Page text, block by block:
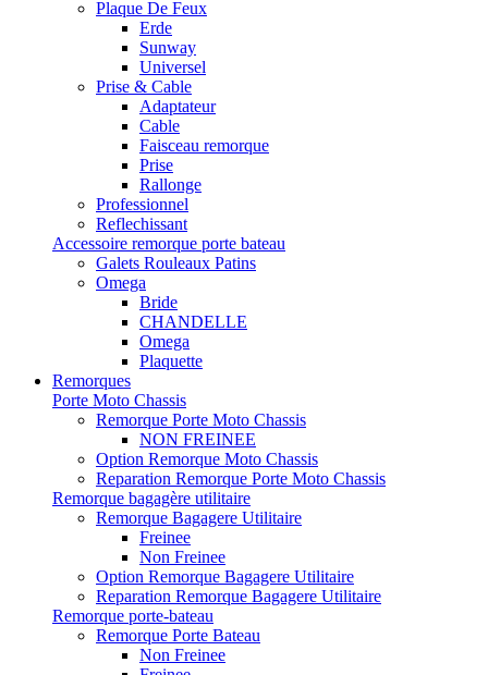
Plaque De Feux
Erde
Sunway
Universel
Prise & Cable
Adaptateur
Cable
Faisceau remorque
Prise
Rallonge
Professionnel
Reflechissant
Accessoire remorque porte bateau
Galets Rouleaux Patins
Omega
Bride
CHANDELLE
Omega
Plaquette
Remorques
Porte Moto Chassis
Remorque Porte Moto Chassis
NON FREINEE
Option Remorque Moto Chassis
Reparation Remorque Porte Moto Chassis
Remorque bagagère utilitaire
Remorque Bagagere Utilitaire
Freinee
Non Freinee
Option Remorque Bagagere Utilitaire
Reparation Remorque Bagagere Utilitaire
Remorque porte-bateau
Remorque Porte Bateau
Non Freinee